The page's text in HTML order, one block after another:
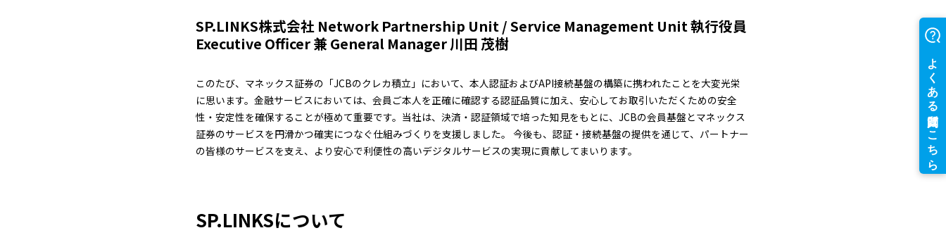
SP.LINKS株式会社 Network Partnership Unit / Service Management Unit 執行役員
Executive Officer 兼 General Manager 川田 茂樹
このたび、マネックス証券の「JCBのクレカ積立」において、本人認証およびAPI接続基盤の構築に携われたことを大変光栄
に思います。金融サービスにおいては、会員ご本人を正確に確認する認証品質に加え、安心してお取引いただくための安全
性・安定性を確保することが極めて重要です。当社は、決済・認証領域で培った知見をもとに、JCBの会員基盤とマネックス
証券のサービスを円滑かつ確実につなぐ仕組みづくりを支援しました。 今後も、認証・接続基盤の提供を通じて、パートナー
の皆様のサービスを支え、より安心で利便性の高いデジタルサービスの実現に貢献してまいります。
SP.LINKSについて